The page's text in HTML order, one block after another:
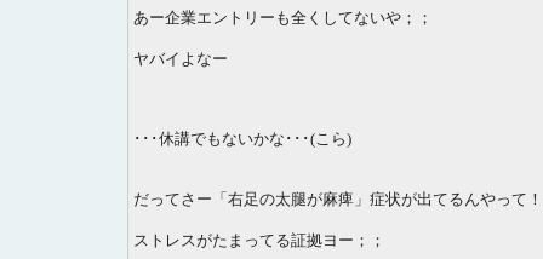
あー企業エントリーも全くしてないや；；
ヤバイよなー
･･･休講でもないかな･･･(こら)
だってさー「右足の太腿が麻痺」症状が出てるんやって！
ストレスがたまってる証拠ヨー；；